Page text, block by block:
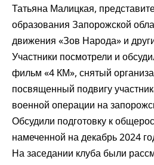
Татьяна Малицкая,
образования Запорожской
движения «Зов Народа» и
Участники посмотрели и
фильм «4 КМ», снятый
посвященный подвигу
военной операции на
Обсудили подготовку к
намеченной на декабрь 2024
На заседании клуба были